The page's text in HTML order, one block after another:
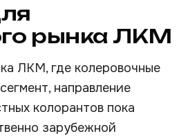
рынка ЛКМ
ЛКМ, где колеровочные
направление
колорантов пока
зарубежной